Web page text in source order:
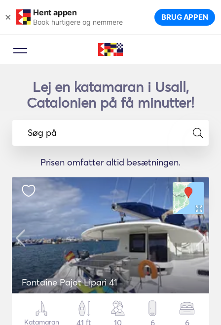
× Hent appen
Book hurtigere og nemmere BRUG APPEN
Lej en katamaran i Usall,
Catalonien på få minutter!
Søg på
Prisen omfatter altid besætningen.
Fontaine Pajot Lipari 41
Katamaran
41 ft
10 6 6